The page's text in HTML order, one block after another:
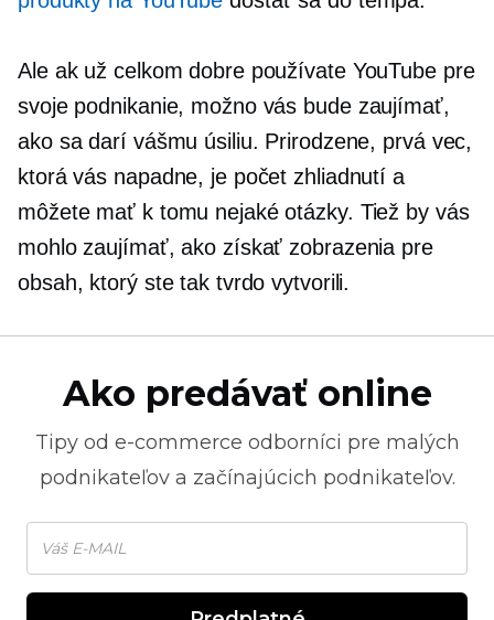
Ale ak už celkom dobre používate YouTube pre
svoje podnikanie, možno vás bude zaujímať,
ako sa darí vášmu úsiliu. Prirodzene, prvá vec,
ktorá vás napadne, je počet zhliadnutí a
môžete mať k tomu nejaké otázky. Tiež by vás
mohlo zaujímať, ako získať zobrazenia pre
obsah, ktorý ste tak tvrdo vytvorili.
Ako predávať online
Tipy od e-commerce odborníci pre malých
podnikateľov a začínajúcich podnikateľov.